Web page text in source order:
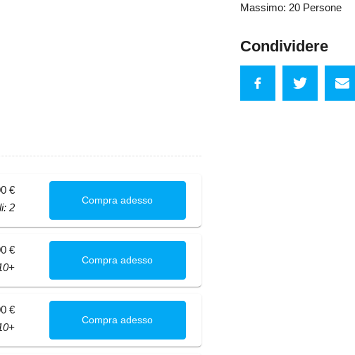
Massimo: 20 Persone
Condividere